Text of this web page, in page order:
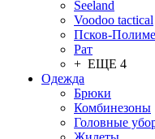
Seeland
Voodoo tactical
Псков-
Рат
+ ЕЩЕ 4
Одежда
Брюки
Комбинезоны
Головные